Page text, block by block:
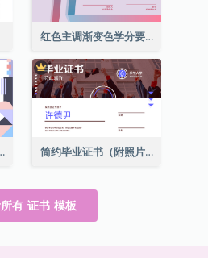
红色主调渐变色学分要求成就证书
员工证书 简约毕业证书（附照片）
有 证书 模板